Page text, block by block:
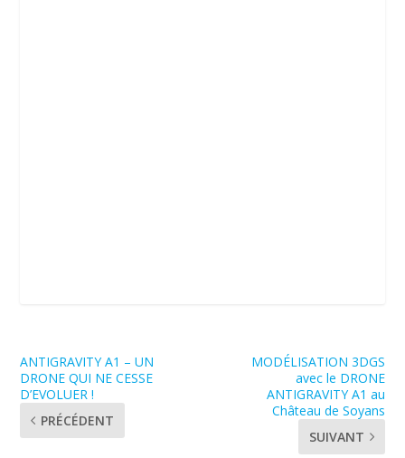
ANTIGRAVITY A1 – UN
DRONE QUI NE CESSE
D’EVOLUER !
PRÉCÉDENT
MODÉLISATION 3DGS
avec le DRONE
ANTIGRAVITY A1 au
Château de Soyans
SUIVANT